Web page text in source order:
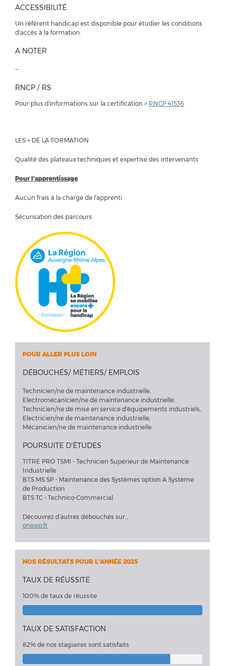
ACCESSIBILITÉ
Un référent handicap est disponible pour étudier les conditions
d'accès à la formation.
A NOTER
--
RNCP / RS
Pour plus d'informations sur la certification > RNCP 41536
LES + DE LA FORMATION
Qualité des plateaux techniques et expertise des intervenants
Pour l'apprentissage
Aucun frais à la charge de l'apprenti
Sécurisation des parcours
POUR ALLER PLUS LOIN
DÉBOUCHÉS/ MÉTIERS/ EMPLOIS
Technicien/ne de maintenance industrielle,
Electromécanicien/ne de maintenance industrielle,
Technicien/ne de mise en service d'équipements industriels,
Electricien/ne de maintenance industrielle,
Mécanicien/ne de maintenance industrielle.
POURSUITE D'ÉTUDES
TITRE PRO TSMI - Technicien Supérieur de Maintenance
Industrielle
BTS MS SP - Maintenance des Systèmes option A Système
de Production
BTS TC - Technico-Commercial
Découvrez d’autres débouchés sur...
onisep.fr
NOS RÉSULTATS POUR L'ANNÉE 2025
TAUX DE RÉUSSITE
100% de taux de réussite
TAUX DE SATISFACTION
82% de nos stagiaires sont satisfaits